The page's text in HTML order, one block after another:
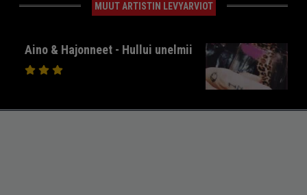
MUUT ARTISTIN LEVYARVIOT
Aino & Hajonneet - Hullui unelmii